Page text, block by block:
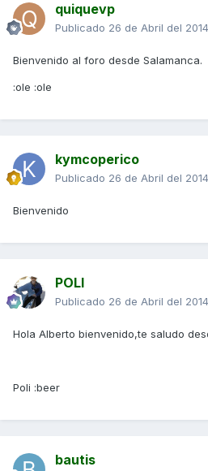
quiquevp
Publicado 26 de Abril del 2014
Bienvenido al foro desde Salamanca.
:ole :ole
kymcoperico
Publicado 26 de Abril del 2014
Bienvenido
POLI
Publicado 26 de Abril del 2014
Hola Alberto bienvenido,te saludo
Poli :beer
bautis